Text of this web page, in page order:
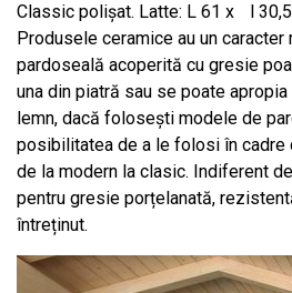
Classic polișat. Latte: L 61 x l 30,5
Produsele ceramice au un caracter
pardoseală acoperită cu gresie
una din piatră sau se poate
lemn, dacă folosești modele de
posibilitatea de a le folosi în cadre
de la modern la clasic. Indiferent
pentru gresie porțelanată,
întreținut.